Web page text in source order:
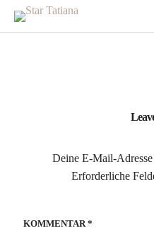
Deine E-Mail-
Erforderliche
KOMMENTAR *